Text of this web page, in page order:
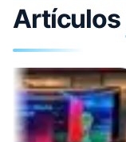
Artículos